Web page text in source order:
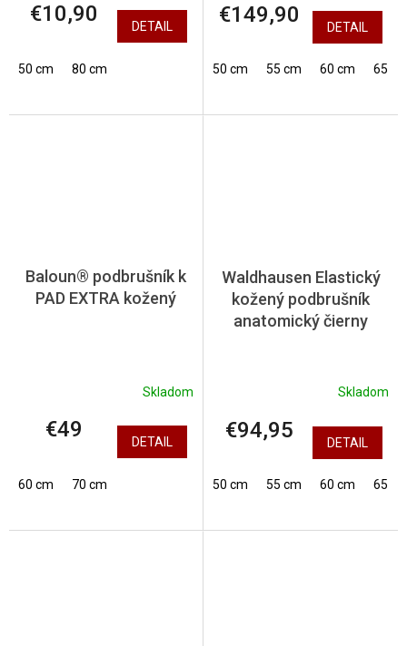
€10,90 DETAIL
50 cm 80 cm
€149,90 DETAIL
50 cm 55 cm 60 cm 65
Baloun® podbrušník k
PAD EXTRA kožený
Skladom
€49 DETAIL
60 cm 70 cm
Waldhausen Elastický
kožený podbrušník
anatomický čierny
Skladom
€94,95 DETAIL
50 cm 55 cm 60 cm 65